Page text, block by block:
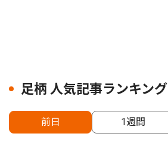
足柄 人気記事ランキング
前日 1週間